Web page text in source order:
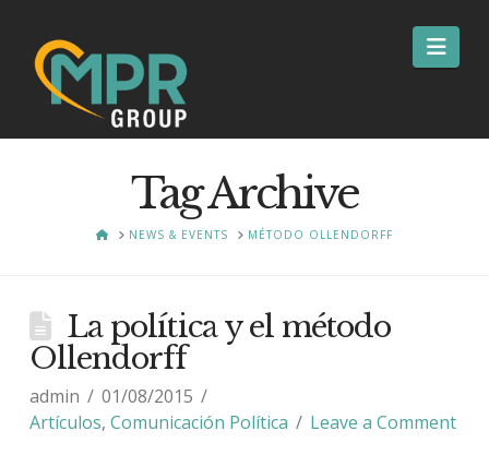
Tag Archive
HOMENEWS & EVENTS MÉTODO OLLENDORFF
La política y el método
Ollendorff
admin
01/08/2015
Artículos, Comunicación Política Leave a Comment